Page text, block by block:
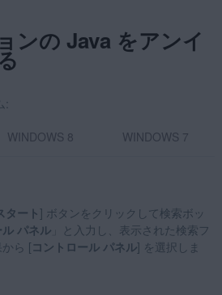
ンの Java をアンイ
:
WINDOWS 8 WINDOWS 7
タート ] ボタンをクリックして検索ボッ
パネル」と入力し、表示された検索フ
ら [ コントロール パネル] を選択しま